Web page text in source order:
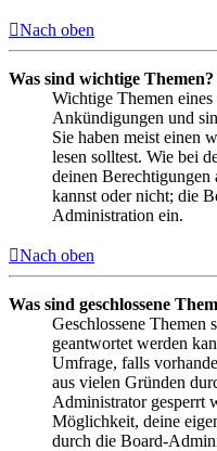
Nach oben
Was sind wichtige Themen?
Wichtige Themen
Ankündigungen und
Sie haben meist einen
lesen solltest. Wie bei
deinen
kannst oder nicht; die
Administration ein.
Nach oben
Was sind geschlossene
Geschlossene Themen
geantwortet werden
Umfrage, falls
aus vielen Gründen
Administrator gesperrt
Möglichkeit, deine
durch die Board-